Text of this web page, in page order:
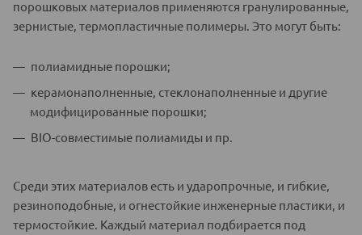
порошковых материалов применяются гранулированные,
зернистые, термопластичные полимеры. Это могут быть:
полиамидные порошки;
керамонаполненные, стеклонаполненные и другие
модифицированные порошки;
BIO-совместимые полиамиды и пр.
Среди этих материалов есть и ударопрочные, и гибкие,
резиноподобные, и огнестойкие инженерные пластики, и
термостойкие. Каждый материал подбирается под